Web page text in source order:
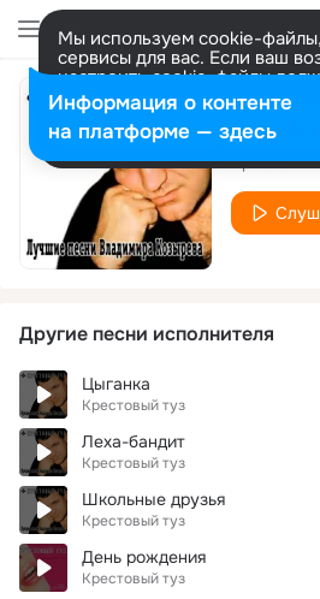
Мы используем cookie-
сервисы для вас. Если ваш
настроить cookie-файлы
представитель. Больше
Разрешить все Настроить
Другие песни исполнителя
Цыганка
Крестовый туз
Леха-бандит
Крестовый туз
Школьные друзья
Крестовый туз
День рождения
Крестовый туз
Информация о контенте
на платформе — здесь